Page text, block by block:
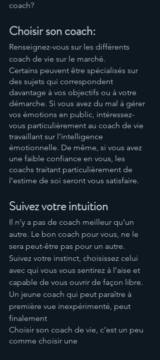
coach?
Choisir son coach:
Renseignez-vous sur les différents
coach de vie sur le marché.
Certains peuvent être spécialisés sur
des sujets qui correspondent
davantage à vos objectifs ou à votre
démarche. Si vous avez du mal à gérer
vos émotions en public, intéressez-
vous particulièrement au coach de vie
travaillant sur l’intelligence
émotionnelle. De même, si vous avez
une faible confiance en vous, les
coachs traitant particulièrement de
l’estime de soi seront vous satisfaire.
Suivez votre intuition
Il n’y a pas de coach meilleur qu’un
autre. Le bon coach pour vous, ne le
sera peut-être pas pour un autre.
Suivez votre instinct, choisissez celui
avec qui vous vous sentirez à l’aise et
capable de vous ouvrir de façon libre.
Un jeune coach qui peut paraître à
première vue inexpérimenté, peut
finalement
Choisir son coach de vie, c’est un peu
comme choisir une